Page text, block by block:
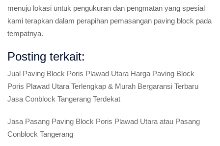
menuju lokasi untuk pengukuran dan pengmatan yang spesial
kami terapkan dalam perapihan pemasangan paving block pada
tempatnya.
Posting terkait:
Jual Paving Block Poris Plawad Utara Harga Paving Block
Poris Plawad Utara Terlengkap & Murah Bergaransi Terbaru
Jasa Conblock Tangerang Terdekat
Jasa Pasang Paving Block Poris Plawad Utara atau Pasang
Conblock Tangerang